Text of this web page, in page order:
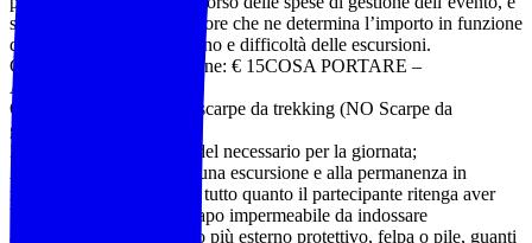
stabilito dall’accompagnatore che ne determina l’importo in funzione
dei diversi livelli di impegno e difficoltà delle escursioni.
Contributo di partecipazione: € 15COSA PORTARE –
ABBIGLIAMENTO:
Obbligatorio l’utilizzo di scarpe da trekking (NO Scarpe da
ginnastica)
Zaino adatto al trasporto del necessario per la giornata;
Abbigliamento adatto ad una escursione e alla permanenza in
montagna o in natura e di tutto quanto il partecipante ritenga aver
bisogno. Necessario un capo impermeabile da indossare
all’occorrenza come strato più esterno protettivo, felpa o pile, guanti